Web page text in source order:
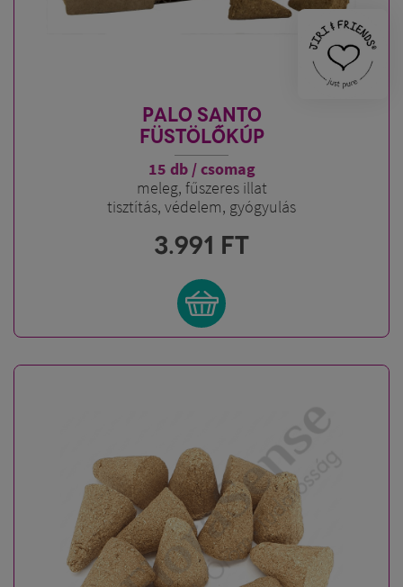
PALO SANTO
FÜSTÖLŐKÚP
15 db / csomag
meleg, fűszeres illat
tisztítás, védelem, gyógyulás
3.991 FT